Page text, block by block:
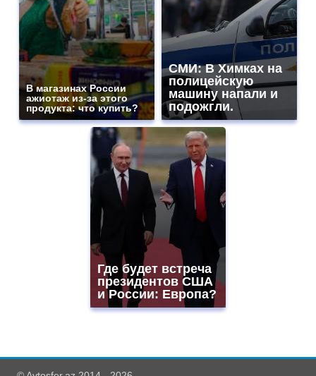
В магазинах России
ажиотаж из-за этого
продукта: что купить?
СМИ: В Химках на
полицейскую
машину напали и
подожгли.
Где будет встреча
президентов США
и России: Европа?